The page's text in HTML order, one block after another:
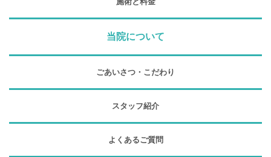
当院について
ごあいさつ・こだわり
スタッフ紹介
よくあるご質問